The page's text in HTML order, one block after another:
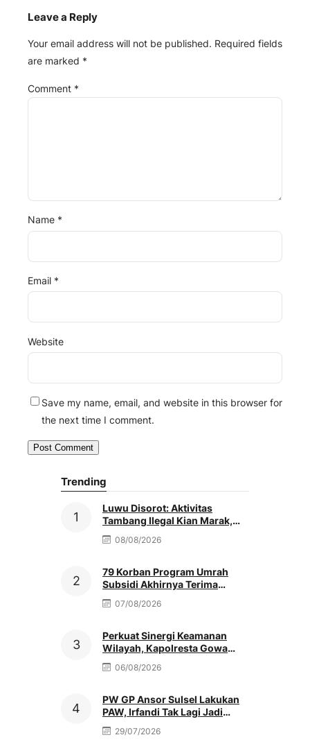
Leave a Reply
Your email address will not be published. Required fields
are marked *
Comment *
Name *
Email *
Website
Save my name, email, and website in this browser for
the next time I comment.
Trending
Luwu Disorot: Aktivitas
Tambang Ilegal Kian Marak,
Penegak Hukum Didesak
Bertindak
08/08/2026
79 Korban Program Umrah
Subsidi Akhirnya Terima
Refund Penuh, Nenek Sutinah
Tak Kuasa Menahan Haru
07/08/2026
Perkuat Sinergi Keamanan
Wilayah, Kapolresta Gowa
Baru Silaturahmi Ke Kediaman
Ketua PCNU
06/08/2026
PW GP Ansor Sulsel Lakukan
PAW, Irfandi Tak Lagi Jadi
Pengurus
29/07/2026